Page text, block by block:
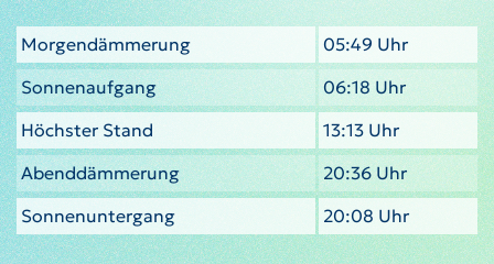
Morgendämmerung
05:49 Uhr
Sonnenaufgang
06:18 Uhr
Höchster Stand
13:13 Uhr
Abenddämmerung
20:36 Uhr
Sonnenuntergang
20:08 Uhr